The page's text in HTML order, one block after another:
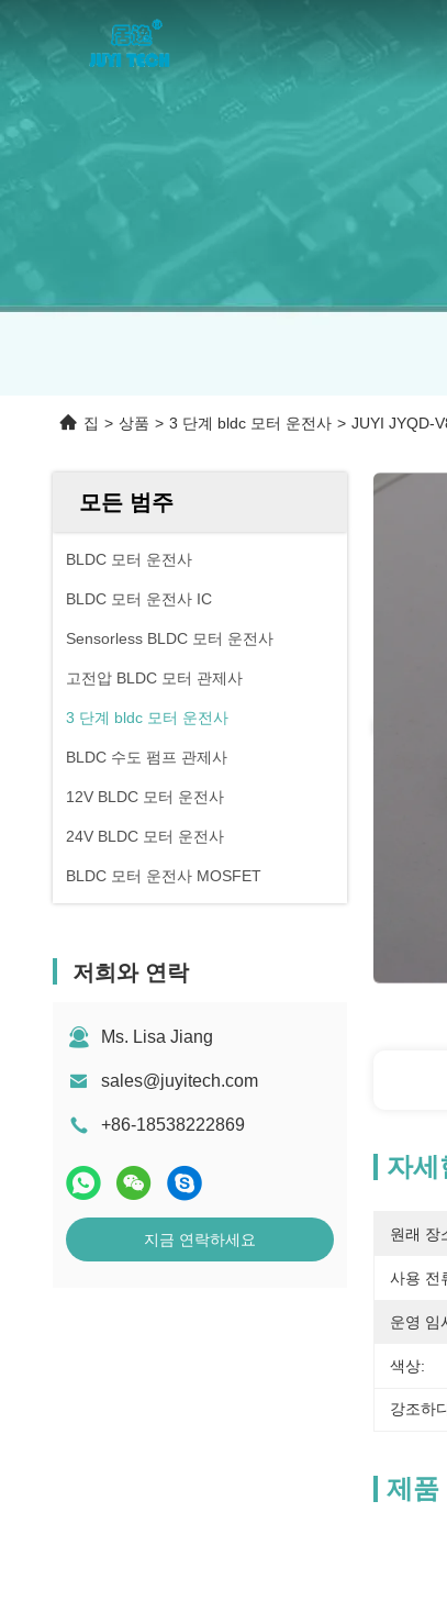
집 > 상품 > 3 단계 bldc 모터 운전사 > JUYI JYQD-
모든 범주
BLDC 모터 운전사
BLDC 모터 운전사 IC
Sensorless BLDC 모터 운전사
고전압 BLDC 모터 관제사
3 단계 bldc 모터 운전사
BLDC 수도 펌프 관제사
12V BLDC 모터 운전사
24V BLDC 모터 운전사
BLDC 모터 운전사 MOSFET
저희와 연락
Ms. Lisa Jiang
sales@juyitech.com
+86-18538222869
지금 연락하세요
자세
원래 장
사용 전
운영 임
색상:
강조하
제품